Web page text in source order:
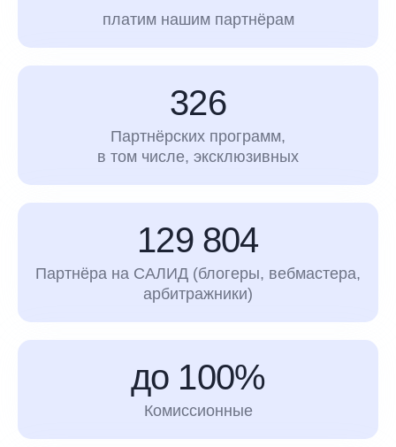
платим нашим партнёрам
326
Партнёрских программ,
в том числе, эксклюзивных
129 804
Партнёра на САЛИД (блогеры, вебмастера,
арбитражники)
до 100%
Комиссионные